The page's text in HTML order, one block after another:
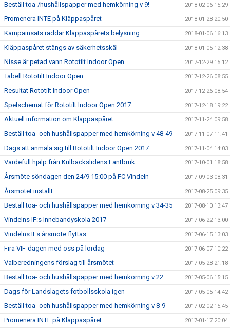
Beställ toa-/hushållspapper med hemkörning v 9! 2018-02-06 15:29
Promenera INTE på Kläppaspåret 2018-01-28 20:50
Kämpainsats räddar Kläppaspårets belysning 2018-01-06 16:13
Kläppaspåret stängs av säkerhetsskäl 2018-01-05 12:38
Nisse är petad vann Rototilt Indoor Open 2017-12-29 15:12
Tabell Rototilt Indoor Open 2017-12-26 08:55
Resultat Rototilt Indoor Open 2017-12-26 08:54
Spelschemat för Rototilt Indoor Open 2017 2017-12-18 19:22
Aktuell information om Kläppaspåret 2017-11-24 09:58
Beställ toa- och hushållspapper med hemkörning v 48-49 2017-11-07 11:41
Dags att anmäla sig till Rototilt Indoor Open 2017 2017-11-04 14:03
Värdefull hjälp från Kulbäckslidens Lantbruk 2017-10-01 18:58
Årsmöte söndagen den 24/9 15:00 på FC Vindeln 2017-09-03 08:31
Årsmötet inställt 2017-08-25 09:35
Beställ toa- och hushållspapper med hemkörning v 34-35 2017-08-10 13:47
Vindelns IF:s Innebandyskola 2017 2017-06-22 13:00
Vindelns IFs årsmöte flyttas 2017-06-15 13:03
Fira VIF-dagen med oss på lördag 2017-06-07 10:22
Valberedningens förslag till årsmötet 2017-05-28 21:18
Beställ toa- och hushållspapper med hemkörning v 22 2017-05-06 15:15
Dags för Landslagets fotbollsskola igen 2017-05-05 14:42
Beställ toa- och hushållspapper med hemkörning v 8-9 2017-02-02 15:45
Promenera INTE på Kläppaspåret 2017-01-17 20:04